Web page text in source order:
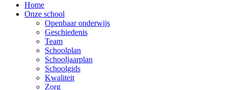
Home
Onze school
Openbaar onderwijs
Geschiedenis
Team
Schoolplan
Schooljaarplan
Schoolgids
Kwaliteit
Zorg